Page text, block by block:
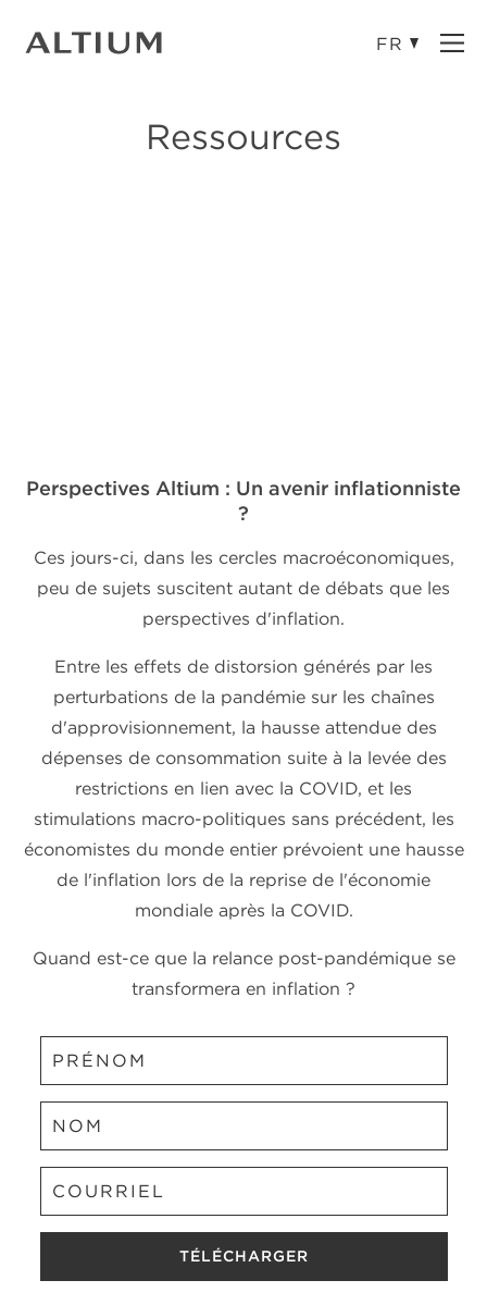
Ressources
Perspectives Altium : Un avenir inflationniste
?
Ces jours-ci, dans les cercles macroéconomiques,
peu de sujets suscitent autant de débats que les
perspectives d'inflation.
Entre les effets de distorsion générés par les
perturbations de la pandémie sur les chaînes
d'approvisionnement, la hausse attendue des
dépenses de consommation suite à la levée des
restrictions en lien avec la COVID, et les
stimulations macro-politiques sans précédent, les
économistes du monde entier prévoient une hausse
de l'inflation lors de la reprise de l'économie
mondiale après la COVID.
Quand est-ce que la relance post-pandémique se
transformera en inflation ?
Prénom
Nom
Courriel